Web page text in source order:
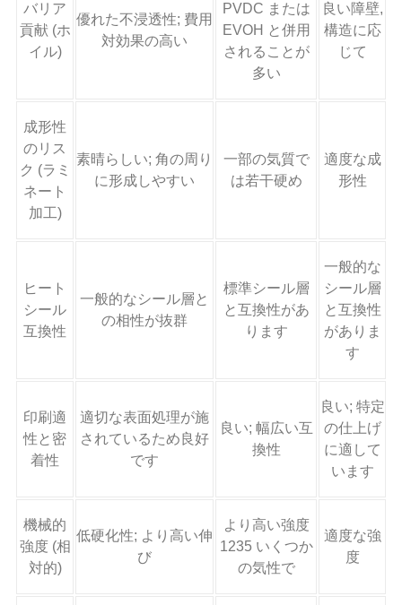
バリア
貢献 (ホ
イル)
優れた不浸透性; 費用
対効果の高い
PVDC または
EVOH と併用
されることが
多い
良い障壁,
構造に応
じて
成形性
のリス
ク (ラミ
ネート
加工)
素晴らしい; 角の周り
に形成しやすい
一部の気質で​​
は若干硬め
適度な成
形性
ヒート
シール
互換性
一般的なシール層と
の相性が抜群
標準シール層
と互換性があ
ります
一般的な
シール層
と互換性
がありま
す
印刷適
性と密
着性
適切な表面処理が施
されているため良好
です
良い; 幅広い互
換性
良い; 特定
の仕上げ
に適して
います
機械的
強度 (相
対的)
低硬化性; より高い伸
び
より高い強度
1235 いくつか
の気性で
適度な強
度